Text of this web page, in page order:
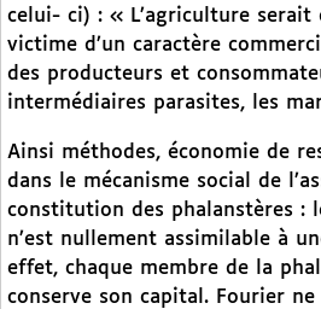
celui- ci) : « L’agriculture serait
victime d’un caractère
des producteurs et
intermédiaires parasites, les
Ainsi méthodes, économie de
dans le mécanisme social de
constitution des phalanstères :
n’est nullement assimilable à
effet, chaque membre de la
conserve son capital. Fourier